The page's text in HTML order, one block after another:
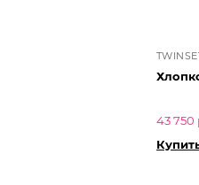
43 750